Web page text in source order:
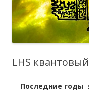
LHS
Последние годы